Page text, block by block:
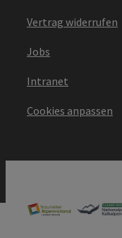
Vertrag widerrufen
Jobs
Intranet
Cookies anpassen